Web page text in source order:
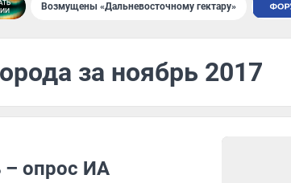
Возмущены «Дальневосточному гектару»
за ноябрь 2017
– опрос ИА